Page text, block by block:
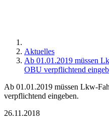
Aktuelles
Ab 01.01.2019 müssen
OBU verpflichtend
Ab 01.01.2019 müssen Lkw-
verpflichtend eingeben.
26.11.2018